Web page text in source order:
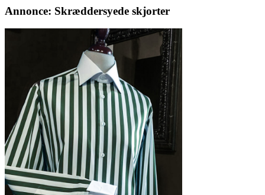
Annonce: Skræddersyede skjorter